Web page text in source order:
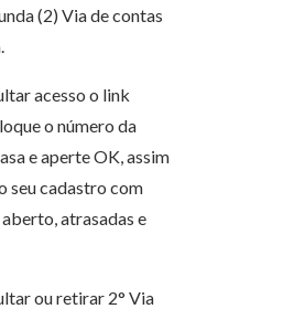
(2) Via de contas
acesso o link
o número da
e aperte OK, assim
seu cadastro com
atrasadas e
ou retirar 2° Via